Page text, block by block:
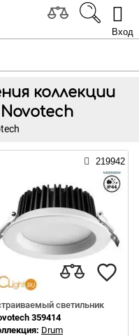
Вход
коллекции
219942
светильник
359414
Drum